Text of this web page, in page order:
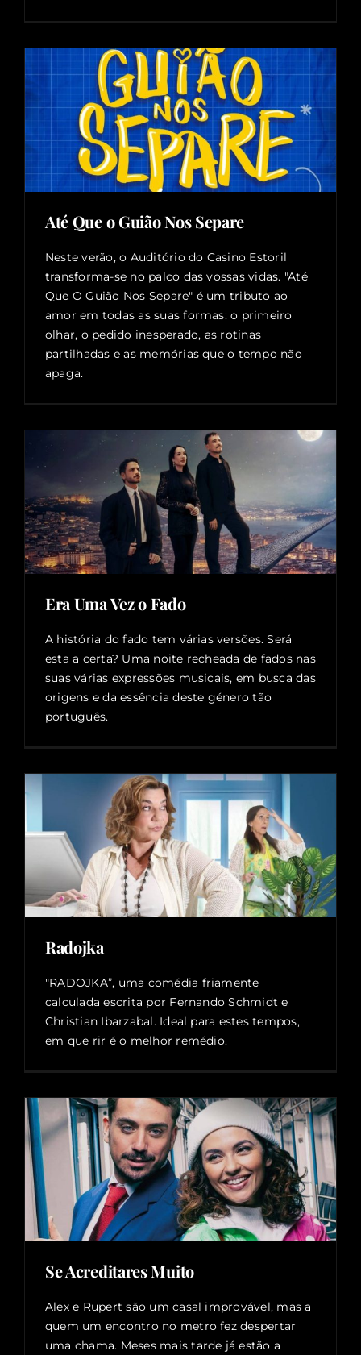
Até Que o Guião Nos Separe
Neste verão, o Auditório do Casino Estoril
transforma-se no palco das vossas vidas. "Até
Que O Guião Nos Separe" é um tributo ao
amor em todas as suas formas: o primeiro
olhar, o pedido inesperado, as rotinas
partilhadas e as memórias que o tempo não
apaga.
Era Uma Vez o Fado
A história do fado tem várias versões. Será
esta a certa? Uma noite recheada de fados nas
suas várias expressões musicais, em busca das
origens e da essência deste género tão
português.
Radojka
"RADOJKA”, uma comédia friamente
calculada escrita por Fernando Schmidt e
Christian Ibarzabal. Ideal para estes tempos,
em que rir é o melhor remédio.
Se Acreditares Muito
Alex e Rupert são um casal improvável, mas a
quem um encontro no metro fez despertar
uma chama. Meses mais tarde já estão a